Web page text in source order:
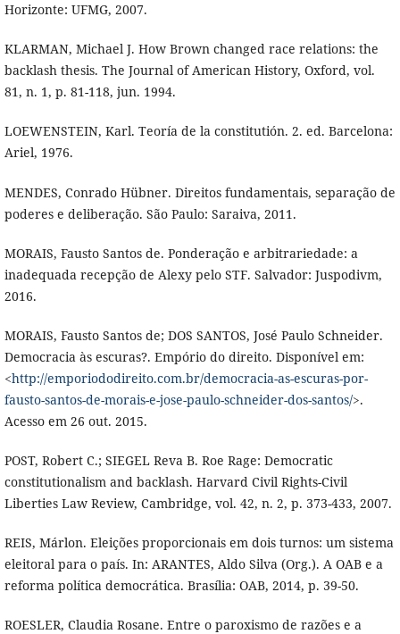
Horizonte: UFMG, 2007.
KLARMAN, Michael J. How Brown changed race relations: the
backlash thesis. The Journal of American History, Oxford, vol.
81, n. 1, p. 81-118, jun. 1994.
LOEWENSTEIN, Karl. Teoría de la constitutión. 2. ed. Barcelona:
Ariel, 1976.
MENDES, Conrado Hübner. Direitos fundamentais, separação de
poderes e deliberação. São Paulo: Saraiva, 2011.
MORAIS, Fausto Santos de. Ponderação e arbitrariedade: a
inadequada recepção de Alexy pelo STF. Salvador: Juspodivm,
2016.
MORAIS, Fausto Santos de; DOS SANTOS, José Paulo Schneider.
Democracia às escuras?. Empório do direito. Disponível em:
<http://emporiododireito.com.br/democracia-as-escuras-por-
fausto-santos-de-morais-e-jose-paulo-schneider-dos-santos/>.
Acesso em 26 out. 2015.
POST, Robert C.; SIEGEL Reva B. Roe Rage: Democratic
constitutionalism and backlash. Harvard Civil Rights-Civil
Liberties Law Review, Cambridge, vol. 42, n. 2, p. 373-433, 2007.
REIS, Márlon. Eleições proporcionais em dois turnos: um sistema
eleitoral para o país. In: ARANTES, Aldo Silva (Org.). A OAB e a
reforma política democrática. Brasília: OAB, 2014, p. 39-50.
ROESLER, Claudia Rosane. Entre o paroxismo de razões e a